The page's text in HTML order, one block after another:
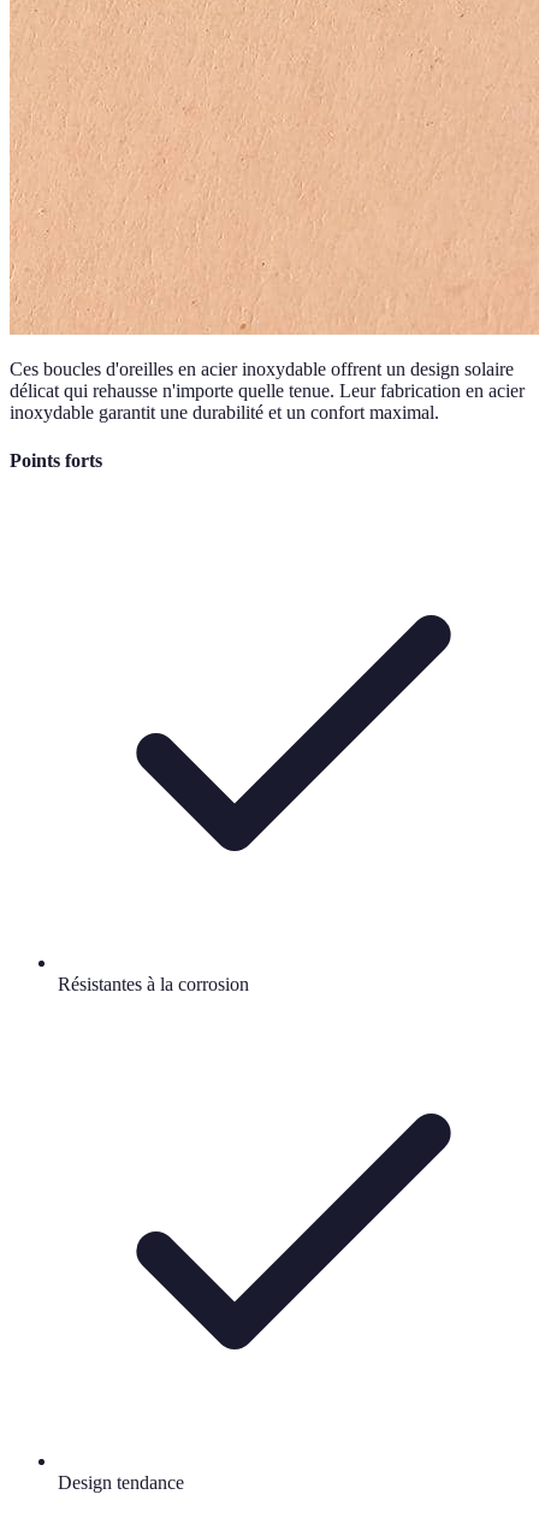
Ces boucles d'oreilles en acier inoxydable offrent un design solaire
délicat qui rehausse n'importe quelle tenue. Leur fabrication en acier
inoxydable garantit une durabilité et un confort maximal.
Points forts
Résistantes à la corrosion
Design tendance